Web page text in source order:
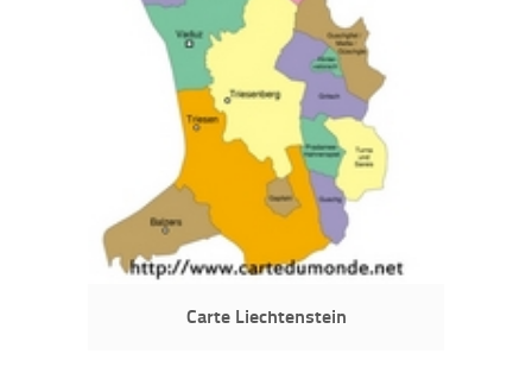
Carte Liechtenstein